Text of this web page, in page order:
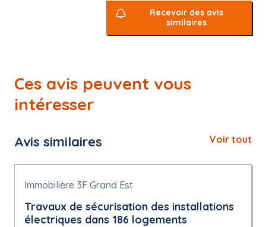
Recevoir des avis
similaires
Ces avis peuvent vous
intéresser
Avis similaires Voir tout
Immobilière 3F Grand Est
Travaux de sécurisation des installations
électriques dans 186 logements